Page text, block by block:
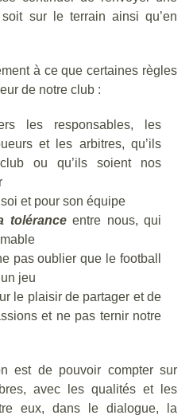
sur le terrain ainsi qu’en
à ce que certaines règles
de notre club :
les responsables, les
et les arbitres, qu’ils
ou qu’ils soient nos
et pour son équipe
toléranceentre nous, qui
pas oublier que le football
jeu
le plaisir de partager et de
et ne pas ternir notre
est de pouvoir compter sur
avec les qualités et les
eux, dans le dialogue, la